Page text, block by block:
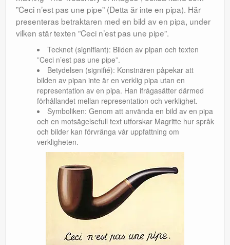
”Ceci n’est pas une pipe” (Detta är inte en pipa). Här
presenteras betraktaren med en bild av en pipa, under
vilken står texten ”Ceci n’est pas une pipe”.
Tecknet (signifiant): Bilden av pipan och texten
”Ceci n’est pas une pipe”.
Betydelsen (signifié): Konstnären påpekar att
bilden av pipan inte är en verklig pipa utan en
representation av en pipa. Han ifrågasätter därmed
förhållandet mellan representation och verklighet.
Symboliken: Genom att använda en bild av en pipa
och en motsägelsefull text utforskar Magritte hur språk
och bilder kan förvränga vår uppfattning om
verkligheten.